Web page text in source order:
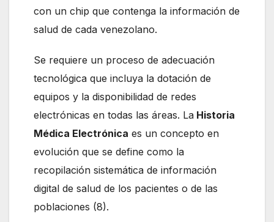
con un chip que contenga la información de
salud de cada venezolano.
Se requiere un proceso de adecuación
tecnológica que incluya la dotación de
equipos y la disponibilidad de redes
electrónicas en todas las áreas. La Historia
Médica Electrónica es un concepto en
evolución que se define como la
recopilación sistemática de información
digital de salud de los pacientes o de las
poblaciones (8).